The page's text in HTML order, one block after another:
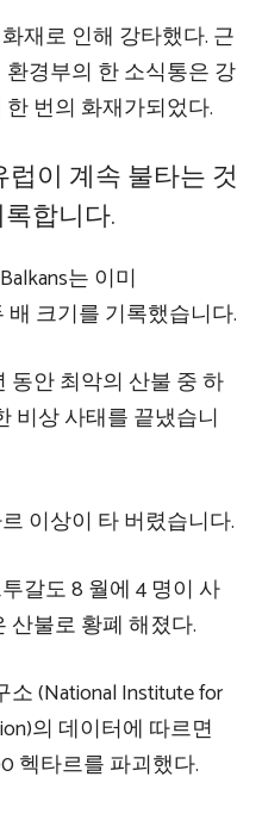
재로 인해 강타했다. 근
경부의 한 소식통은 강
번의 화재가되었다.
이 계속 불타는 것
합니다.
는 이미
배 크기를 기록했습니다.
동안 최악의 산불 중 하
비상 사태를 끝냈습니
이상이 타 버렸습니다.
갈도 8 월에 4 명이 사
산불로 황폐 해졌다.
(National Institute for
의 데이터에 따르면
헥타르를 파괴했다.